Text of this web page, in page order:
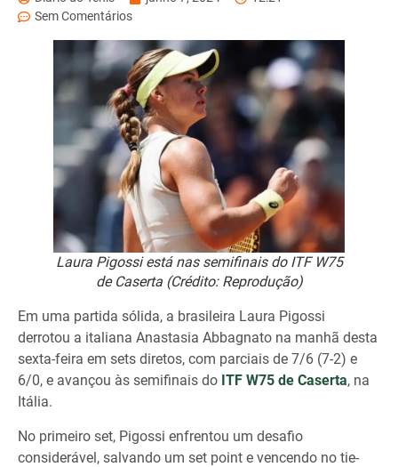
Sem Comentários
Laura Pigossi está nas semifinais do ITF W75
de Caserta (Crédito: Reprodução)
Em uma partida sólida, a brasileira Laura Pigossi
derrotou a italiana Anastasia Abbagnato na manhã desta
sexta-feira em sets diretos, com parciais de 7/6 (7-2) e
6/0, e avançou às semifinais do ITF W75 de Caserta, na
Itália.
No primeiro set, Pigossi enfrentou um desafio
considerável, salvando um set point e vencendo no tie-